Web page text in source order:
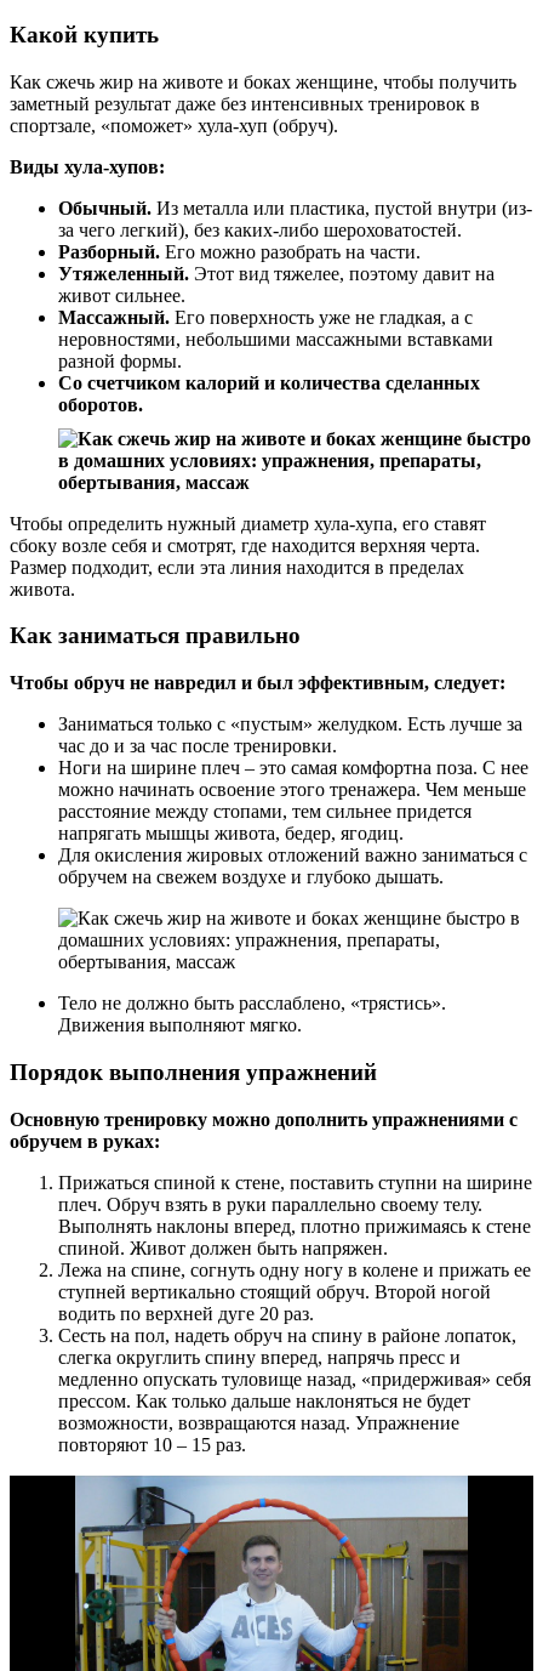
Какой купить
Как сжечь жир на животе и боках женщине, чтобы получить
заметный результат даже без интенсивных тренировок в
спортзале, «поможет» хула-хуп (обруч).
Виды хула-хупов:
Обычный. Из металла или пластика, пустой внутри (из-
за чего легкий), без каких-либо шероховатостей.
Разборный. Его можно разобрать на части.
Утяжеленный. Этот вид тяжелее, поэтому давит на
живот сильнее.
Массажный. Его поверхность уже не гладкая, а с
неровностями, небольшими массажными вставками
разной формы.
Со счетчиком калорий и количества сделанных
оборотов.
Чтобы определить нужный диаметр хула-хупа, его ставят
сбоку возле себя и смотрят, где находится верхняя черта.
Размер подходит, если эта линия находится в пределах
живота.
Как заниматься правильно
Чтобы обруч не навредил и был эффективным, следует:
Заниматься только с «пустым» желудком. Есть лучше за
час до и за час после тренировки.
Ноги на ширине плеч – это самая комфортна поза. С нее
можно начинать освоение этого тренажера. Чем меньше
расстояние между стопами, тем сильнее придется
напрягать мышцы живота, бедер, ягодиц.
Для окисления жировых отложений важно заниматься с
обручем на свежем воздухе и глубоко дышать.
Тело не должно быть расслаблено, «трястись».
Движения выполняют мягко.
Порядок выполнения упражнений
Основную тренировку можно дополнить упражнениями с
обручем в руках:
Прижаться спиной к стене, поставить ступни на ширине
плеч. Обруч взять в руки параллельно своему телу.
Выполнять наклоны вперед, плотно прижимаясь к стене
спиной. Живот должен быть напряжен.
Лежа на спине, согнуть одну ногу в колене и прижать ее
ступней вертикально стоящий обруч. Второй ногой
водить по верхней дуге 20 раз.
Сесть на пол, надеть обруч на спину в районе лопаток,
слегка округлить спину вперед, напрячь пресс и
медленно опускать туловище назад, «придерживая» себя
прессом. Как только дальше наклоняться не будет
возможности, возвращаются назад. Упражнение
повторяют 10 – 15 раз.